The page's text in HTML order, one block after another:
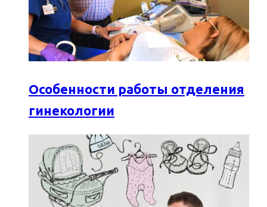
Особенности работы отделения
гинекологии